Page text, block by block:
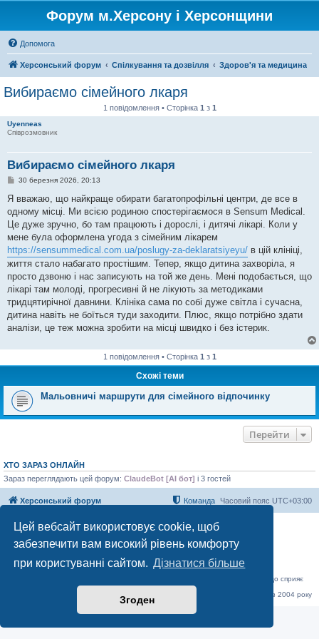
Цей вебсайт використовує cookie, щоб
забезпечити вам високий рівень комфорту
при користуванні сайтом. Дізнатися більше
Згоден
Форум м.Херсону і Херсонщини
Допомога
Херсонський форум Спілкування та дозвілля Здоров'я та медицина
Вибираємо сімейного лкаря
1 повідомлення • Сторінка 1 з 1
Uyenneas
Співрозмовник
Вибираємо сімейного лкаря
П
в
д
о
л
е
н
н
я
30 березня 2026, 20:13
Я вважаю, що найкраще обирати багатопрофільні центри, де все в
одному місці. Ми всією родиною спостерігаємося в Sensum Medical.
Це дуже зручно, бо там працюють і дорослі, і дитячі лікарі. Коли у
мене була оформлена угода з сімейним лікарем
https://sensummedical.com.ua/poslugy-za-deklaratsiyeyu/ в цій клініці,
життя стало набагато простішим. Тепер, якщо дитина захворіла, я
просто дзвоню і нас записують на той же день. Мені подобається, що
лікарі там молоді, прогресивні й не лікують за методиками
тридцятирічної давнини. Клініка сама по собі дуже світла і сучасна,
дитина навіть не боїться туди заходити. Плюс, якщо потрібно здати
аналізи, це теж можна зробити на місці швидко і без істерик.
1 повідомлення • Сторінка 1 з 1
Схожі теми
Мальовничі маршрути для сімейного відпочинку
Перейти
ХТО ЗАРАЗ ОНЛАЙН
Зараз переглядають цей форум: ClaudeBot [AI бот] і 3 гостей
Херсонський форум Часовий пояс UTC+03:00
Команда
Працює на phpBB® Forum Software © phpBB Limited
Конфіденційність
«Херсонський форум» – приватний, незалежний інтерактивний веб-ресурс, що сприяє
комунікації через глобальну мережу Інтернет.
та приєднуйтесь до дружньої спільноти, яка тут спілкується з 2004 року
до сьогодні. © Всі права захищені.